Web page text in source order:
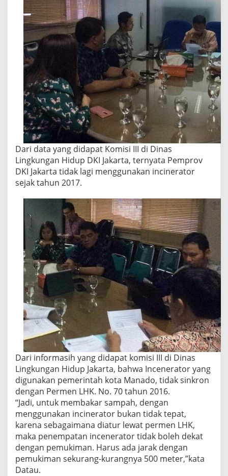
Dari data yang didapat Komisi III di Dinas
Lingkungan Hidup DKI Jakarta, ternyata Pemprov
DKI Jakarta tidak lagi menggunakan incinerator
sejak tahun 2017.
Dari informasih yang didapat komisi III di Dinas
Lingkungan Hidup Jakarta, bahwa Incenerator yang
digunakan pemerintah kota Manado, tidak sinkron
dengan Permen LHK. No. 70 tahun 2016.
“Jadi, untuk membakar sampah, dengan
menggunakan incinerator bukan tidak tepat,
karena sebagaimana diatur lewat permen LHK,
maka penempatan incenerator tidak boleh dekat
dengan pemukiman. Harus ada jarak dengan
pemukiman sekurang-kurangnya 500 meter,”kata
Datau.